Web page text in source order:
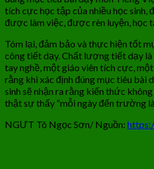
tích cực học tập của nhiều học sinh,
được làm việc, được rèn luyện, học
Tóm lại, đảm bảo và thực hiện tốt
công tiết dạy. Chất lượng tiết dạy là
tay nghề, một giáo viên tích cực,
rằng khi xác định đúng mục tiêu bài
sinh sẽ nhận ra rằng kiến thức
thật sự thấy “mỗi ngày đến trường
NGƯT Tô Ngọc Sơn/ Nguồn: